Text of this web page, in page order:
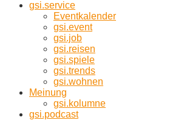
gsi.service
Eventkalender
gsi.event
gsi.job
gsi.reisen
gsi.spiele
gsi.trends
gsi.wohnen
Meinung
gsi.kolumne
gsi.podcast